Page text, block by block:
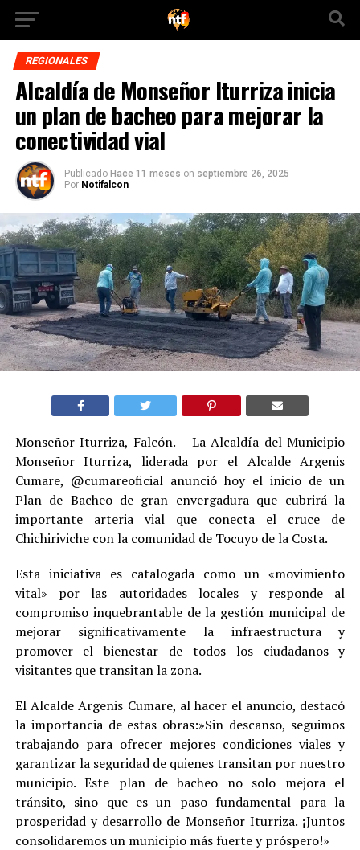
REGIONALES
Alcaldía de Monseñor Iturriza inicia
un plan de bacheo para mejorar la
conectividad vial
Publicado Hace 11 meses on septiembre 26, 2025
Por Notifalcon
​Monseñor Iturriza, Falcón. – La Alcaldía del Municipio
Monseñor Iturriza, liderada por el Alcalde Argenis
Cumare, @cumareoficial anunció hoy el inicio de un
Plan de Bacheo de gran envergadura que cubrirá la
importante arteria vial que conecta el cruce de
Chichiriviche con la comunidad de Tocuyo de la Costa.
​Esta iniciativa es catalogada como un «movimiento
vital» por las autoridades locales y responde al
compromiso inquebrantable de la gestión municipal de
mejorar significativamente la infraestructura y
promover el bienestar de todos los ciudadanos y
visitantes que transitan la zona.
​El Alcalde Argenis Cumare, al hacer el anuncio, destacó
la importancia de estas obras:​»Sin descanso, seguimos
trabajando para ofrecer mejores condiciones viales y
garantizar la seguridad de quienes transitan por nuestro
municipio. Este plan de bacheo no solo mejora el
tránsito, sino que es un paso fundamental para la
prosperidad y desarrollo de Monseñor Iturriza. ¡Juntos
consolidaremos un municipio más fuerte y próspero!»